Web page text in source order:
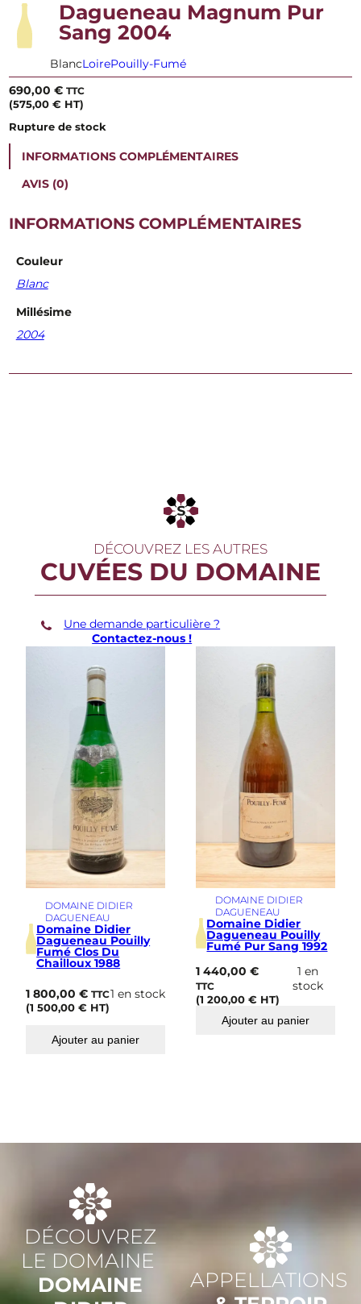
Dagueneau Magnum Pur
Sang 2004
BlancLoirePouilly-Fumé
690,00 € TTC
(575,00 €HT)
Rupture de stock
INFORMATIONS COMPLÉMENTAIRES
AVIS (0)
INFORMATIONS COMPLÉMENTAIRES
Couleur
Blanc
Millésime
2004
DÉCOUVREZ LES AUTRES
CUVÉES DU DOMAINE
Une demande particulière ?
Contactez-nous !
DOMAINE DIDIER
DAGUENEAU
Domaine Didier
Dagueneau Pouilly
Fumé Clos Du
Chailloux 1988
1 800,00€ TTC
(1 500,00€ HT)
1 en stock
Ajouter au panier
DOMAINE DIDIER
DAGUENEAU
Domaine Didier
Dagueneau Pouilly
Fumé Pur Sang 1992
1 440,00€
TTC
(1 200,00€ HT)
1 en
stock
Ajouter au panier
DÉCOUVREZ
LE DOMAINE
DOMAINE
APPELLATIONS